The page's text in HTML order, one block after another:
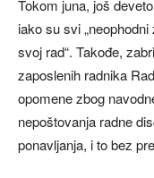
Tokom juna, još
iako su svi
svoj rad“. Takođe,
zaposlenih radnika
opomene zbog
nepoštovanja radne
ponavljanja, i to bez